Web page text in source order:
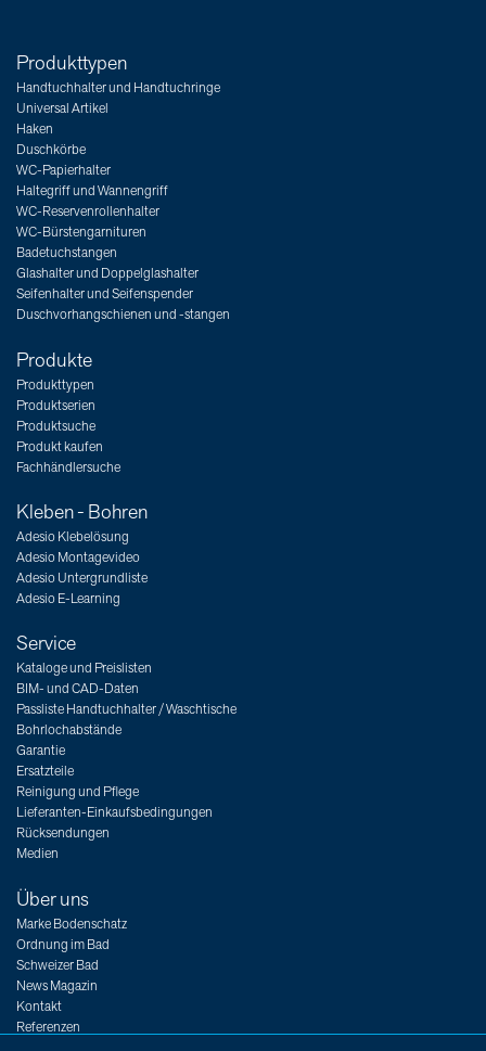
Produkttypen
Handtuchhalter und Handtuchringe
Universal Artikel
Haken
Duschkörbe
WC-Papierhalter
Haltegriff und Wannengriff
WC-Reservenrollenhalter
WC-Bürstengarnituren
Badetuchstangen
Glashalter und Doppelglashalter
Seifenhalter und Seifenspender
Duschvorhangschienen und -stangen
Produkte
Produkttypen
Produktserien
Produktsuche
Produkt kaufen
Fachhändlersuche
Kleben - Bohren
Adesio Klebelösung
Adesio Montagevideo
Adesio Untergrundliste
Adesio E-Learning
Service
Kataloge und Preislisten
BIM- und CAD-Daten
Passliste Handtuchhalter / Waschtische
Bohrlochabstände
Garantie
Ersatzteile
Reinigung und Pflege
Lieferanten-Einkaufsbedingungen
Rücksendungen
Medien
Über uns
Marke Bodenschatz
Ordnung im Bad
Schweizer Bad
News Magazin
Kontakt
Referenzen